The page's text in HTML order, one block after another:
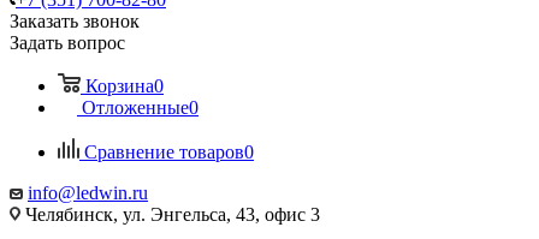
Заказать звонок
Задать вопрос
Корзина0
Отложенные0
Сравнение товаров0
info@ledwin.ru
Челябинск, ул. Энгельса, 43, офис 3